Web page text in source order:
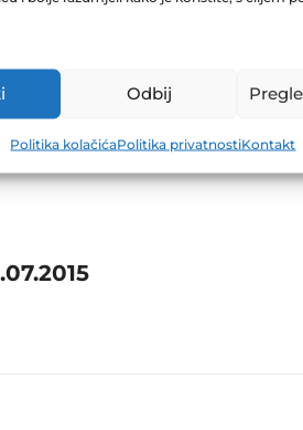
Odbij
Politika kolačićaPolitika privatnostiKontakt